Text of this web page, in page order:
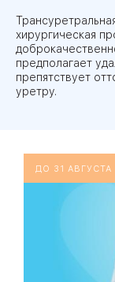
хирургическая
предполагает
препятствует
уретру.
ДО 31 АВГУСТА